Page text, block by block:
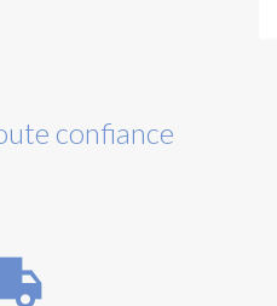
confiance